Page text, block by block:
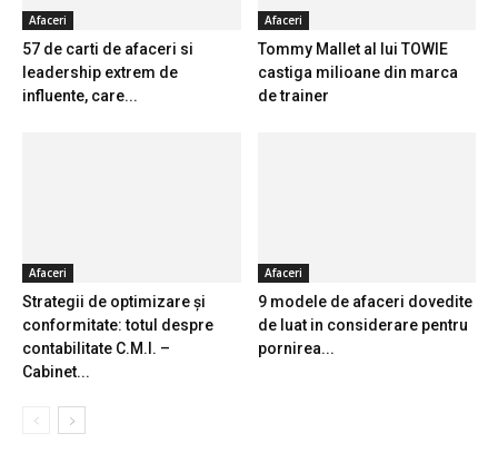
Afaceri
57 de carti de afaceri si
leadership extrem de
influente, care...
Afaceri
Tommy Mallet al lui TOWIE
castiga milioane din marca
de trainer
Afaceri
Strategii de optimizare și
conformitate: totul despre
contabilitate C.M.I. –
Cabinet...
Afaceri
9 modele de afaceri dovedite
de luat in considerare pentru
pornirea...